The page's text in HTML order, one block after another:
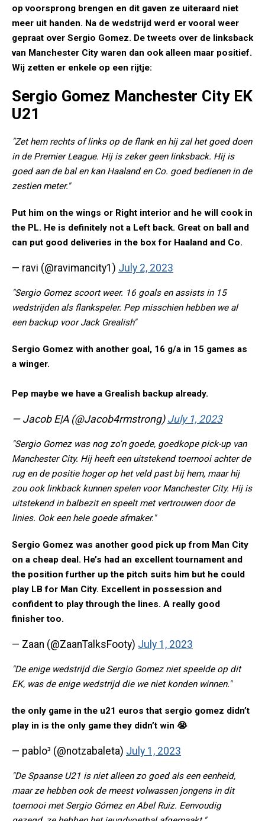
op voorsprong brengen en dit gaven ze uiteraard niet
meer uit handen. Na de wedstrijd werd er vooral weer
gepraat over Sergio Gomez. De tweets over de linksback
van Manchester City waren dan ook alleen maar positief.
Wij zetten er enkele op een rijtje:
Sergio Gomez Manchester City EK
U21
"Zet hem rechts of links op de flank en hij zal het goed doen
in de Premier League. Hij is zeker geen linksback. Hij is
goed aan de bal en kan Haaland en Co. goed bedienen in de
zestien meter."
Put him on the wings or Right interior and he will cook in
the PL. He is definitely not a Left back. Great on ball and
can put good deliveries in the box for Haaland and Co.
— ravi (@ravimancity1) July 2, 2023
"Sergio Gomez scoort weer. 16 goals en assists in 15
wedstrijden als flankspeler. Pep misschien hebben we al
een backup voor Jack Grealish"
Sergio Gomez with another goal, 16 g/a in 15 games as
a winger.
Pep maybe we have a Grealish backup already.
— Jacob E|A (@Jacob4rmstrong) July 1, 2023
"Sergio Gomez was nog zo'n goede, goedkope pick-up van
Manchester City. Hij heeft een uitstekend toernooi achter de
rug en de positie hoger op het veld past bij hem, maar hij
zou ook linkback kunnen spelen voor Manchester City. Hij is
uitstekend in balbezit en speelt met vertrouwen door de
linies. Ook een hele goede afmaker."
Sergio Gomez was another good pick up from Man City
on a cheap deal. He’s had an excellent tournament and
the position further up the pitch suits him but he could
play LB for Man City. Excellent in possession and
confident to play through the lines. A really good
finisher too.
— Zaan (@ZaanTalksFooty) July 1, 2023
"De enige wedstrijd die Sergio Gomez niet speelde op dit
EK, was de enige wedstrijd die we niet konden winnen."
the only game in the u21 euros that sergio gomez didn’t
play in is the only game they didn’t win 😭
— pablo³ (@notzabaleta) July 1, 2023
"De Spaanse U21 is niet alleen zo goed als een eenheid,
maar ze hebben ook de meest volwassen jongens in dit
toernooi met Sergio Gómez en Abel Ruiz. Eenvoudig